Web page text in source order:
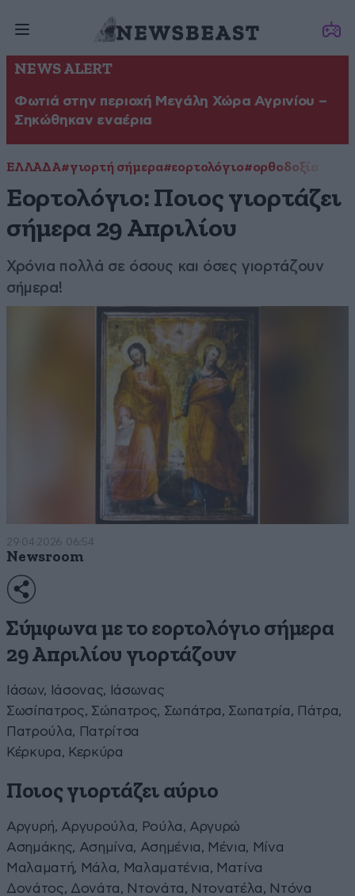
NEWS ALERT
Φωτιά στην περιοχή Μεγάλη Χώρα Αγρινίου –
Σηκώθηκαν εναέρια
ΕΛΛΑΔΑ#γιορτή σήμερα#εορτολόγιο#ορθοδοξία
Εορτολόγιο: Ποιος γιορτάζει
σήμερα 29 Απριλίου
Χρόνια πολλά σε όσους και όσες γιορτάζουν
σήμερα!
29·04·2026 06:54
Newsroom
Σύμφωνα με το εορτολόγιο σήμερα
29 Απριλίου γιορτάζουν
Ιάσων, Ιάσονας, Ιάσωνας
Σωσίπατρος, Σώπατρος, Σωπάτρα, Σωπατρία, Πάτρα,
Πατρούλα, Πατρίτσα
Κέρκυρα, Κερκύρα
Ποιος γιορτάζει αύριο
Αργυρή, Αργυρούλα, Ρούλα, Αργυρώ
Ασημάκης, Ασημίνα, Ασημένια, Μένια, Μίνα
Μαλαματή, Μάλα, Μαλαματένια, Ματίνα
Δονάτος, Δονάτα, Ντονάτα, Ντονατέλα, Ντόνα